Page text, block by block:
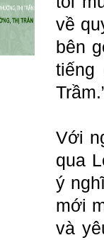
về
bên
tiếng
Với
qua
ý
mới
và